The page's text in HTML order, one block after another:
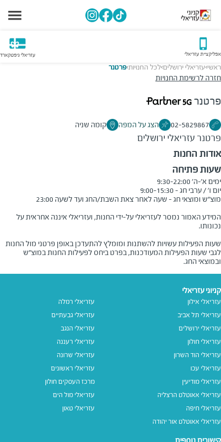
אפליקציית עזריאלי עזריאלי גיפטקארד
ראשי>עזריאלי ירושלים>לכל החנויות>פרטנר
חזרה לרשימת החנויות
פרטנר
02-5829867 הצג על המפה קומה שניה
פרטנרעזריאלי ירושלים
אודות החנות
שעות פתיחה
המידע האמור נמסר לעזריאלי על-ידי החנות, ועזריאלי איננה אחראית על
שעות הפעילות עשויות להשתנות ומומלץ להתעדכן באופן פרטני מול החנות
לגבי שעות הפעילות המעודכנות, בפרט ביחס לפעילות החנות במוצ"ש
ובמוצאי החג.
קניוני עזריאלי
עזריאלי אילון
עזריאלי תל אביב
עזריאלי ירושלים
עזריאלי חולון
עזריאלי הוד השרון
עזריאלי עכו
עזריאלי מודיעין
עזריאלי אאוטלט הרצליה
עזריאלי חיפה
עזריאלי אאוטלט אור יהודה
עזריאלי רמלה
עזריאלי גבעתיים
עזריאלי הנגב
עזריאלי רעננה
עזריאלי שרונה
עזריאלי ראשונים
מרכז העסקים חולון
עזריאלי מול הים
עזריאלי טאון